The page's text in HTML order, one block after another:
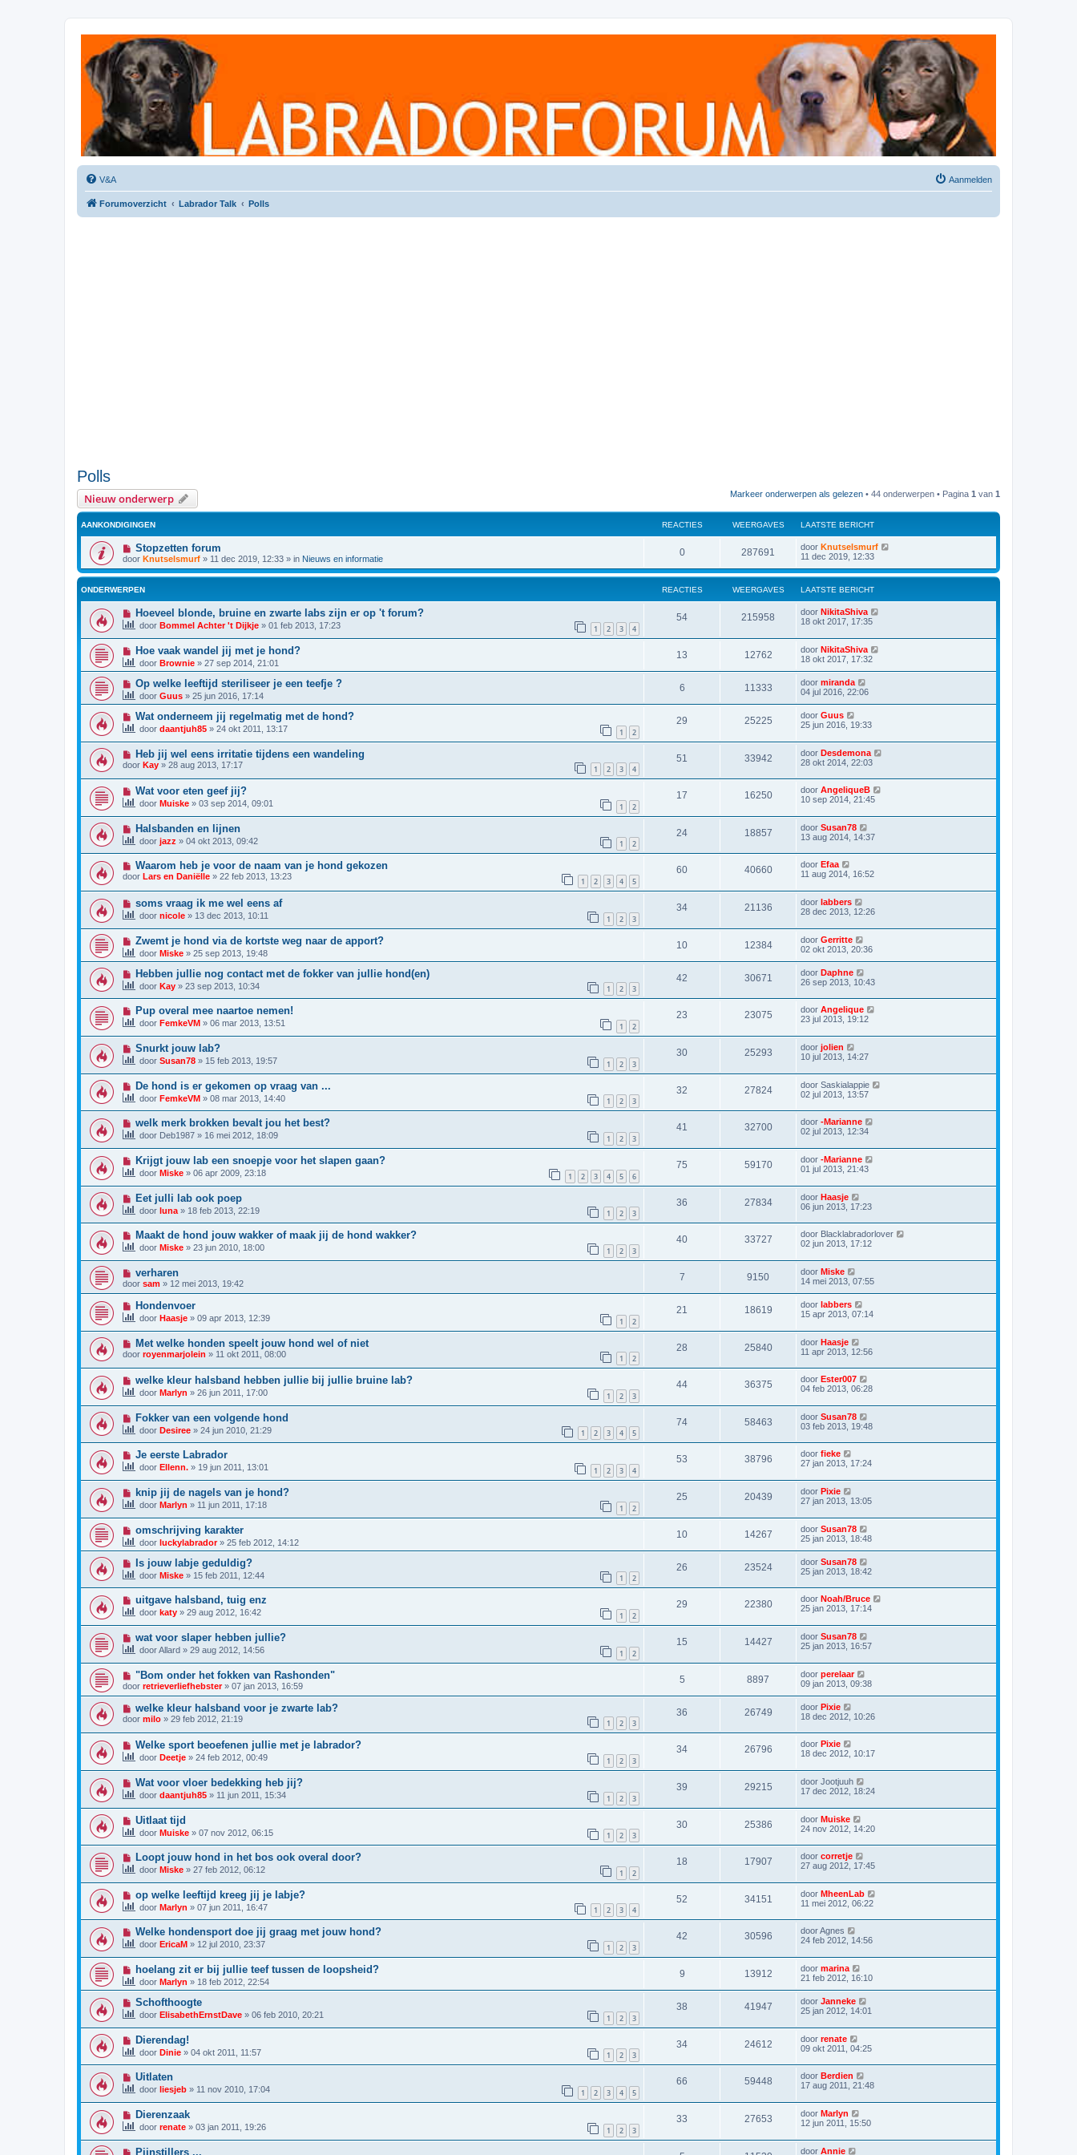
Labradorforum
Het gezelligste Labradorforum van Nederland en België!
V&A Aanmelden
Forumoverzicht Labrador Talk Polls
Polls
Nieuw onderwerp Markeer onderwerpen als gelezen • 44 onderwerpen • Pagina 1 van 1
AANKONDIGINGEN REACTIES WEERGAVES LAATSTE BERICHT
Stopzetten forum
door Knutselsmurf » 11 dec 2019, 12:33 » in Nieuws en informatie
0 287691 door Knutselsmurf
11 dec 2019, 12:33
ONDERWERPEN REACTIES WEERGAVES LAATSTE BERICHT
Hoeveel blonde, bruine en zwarte labs zijn er op 't forum?
door Bommel Achter 't Dijkje » 01 feb 2013, 17:23 1 2 3 4
54 215958 door NikitaShiva
18 okt 2017, 17:35
Hoe vaak wandel jij met je hond?
door Brownie » 27 sep 2014, 21:01
13 12762 door NikitaShiva
18 okt 2017, 17:32
Op welke leeftijd steriliseer je een teefje ?
door Guus » 25 jun 2016, 17:14
6 11333 door miranda
04 jul 2016, 22:06
Wat onderneem jij regelmatig met de hond?
door daantjuh85 » 24 okt 2011, 13:17 1 2
29 25225 door Guus
25 jun 2016, 19:33
Heb jij wel eens irritatie tijdens een wandeling
door Kay » 28 aug 2013, 17:17 1 2 3 4
51 33942 door Desdemona
28 okt 2014, 22:03
Wat voor eten geef jij?
door Muiske » 03 sep 2014, 09:01 1 2
17 16250 door AngeliqueB
10 sep 2014, 21:45
Halsbanden en lijnen
door jazz » 04 okt 2013, 09:42 1 2
24 18857 door Susan78
13 aug 2014, 14:37
Waarom heb je voor de naam van je hond gekozen
door Lars en Daniëlle » 22 feb 2013, 13:23 1 2 3 4 5
60 40660 door Efaa
11 aug 2014, 16:52
soms vraag ik me wel eens af
door nicole » 13 dec 2013, 10:11 1 2 3
34 21136 door labbers
28 dec 2013, 12:26
Zwemt je hond via de kortste weg naar de apport?
door Miske » 25 sep 2013, 19:48
10 12384 door Gerritte
02 okt 2013, 20:36
Hebben jullie nog contact met de fokker van jullie hond(en)
door Kay » 23 sep 2013, 10:34 1 2 3
42 30671 door Daphne
26 sep 2013, 10:43
Pup overal mee naartoe nemen!
door FemkeVM » 06 mar 2013, 13:51 1 2
23 23075 door Angelique
23 jul 2013, 19:12
Snurkt jouw lab?
door Susan78 » 15 feb 2013, 19:57 1 2 3
30 25293 door jolien
10 jul 2013, 14:27
De hond is er gekomen op vraag van ...
door FemkeVM » 08 mar 2013, 14:40 1 2 3
32 27824 door Saskialappie
02 jul 2013, 13:57
welk merk brokken bevalt jou het best?
door Deb1987 » 16 mei 2012, 18:09 1 2 3
41 32700 door -Marianne
02 jul 2013, 12:34
Krijgt jouw lab een snoepje voor het slapen gaan?
door Miske » 06 apr 2009, 23:18 1 2 3 4 5 6
75 59170 door -Marianne
01 jul 2013, 21:43
Eet julli lab ook poep
door luna » 18 feb 2013, 22:19 1 2 3
36 27834 door Haasje
06 jun 2013, 17:23
Maakt de hond jouw wakker of maak jij de hond wakker?
door Miske » 23 jun 2010, 18:00 1 2 3
40 33727 door Blacklabradorlover
02 jun 2013, 17:12
verharen
door sam » 12 mei 2013, 19:42
7 9150 door Miske
14 mei 2013, 07:55
Hondenvoer
door Haasje » 09 apr 2013, 12:39 1 2
21 18619 door labbers
15 apr 2013, 07:14
Met welke honden speelt jouw hond wel of niet
door royenmarjolein » 11 okt 2011, 08:00 1 2
28 25840 door Haasje
11 apr 2013, 12:56
welke kleur halsband hebben jullie bij jullie bruine lab?
door Marlyn » 26 jun 2011, 17:00 1 2 3
44 36375 door Ester007
04 feb 2013, 06:28
Fokker van een volgende hond
door Desiree » 24 jun 2010, 21:29 1 2 3 4 5
74 58463 door Susan78
03 feb 2013, 19:48
Je eerste Labrador
door Ellenn. » 19 jun 2011, 13:01 1 2 3 4
53 38796 door fieke
27 jan 2013, 17:24
knip jij de nagels van je hond?
door Marlyn » 11 jun 2011, 17:18 1 2
25 20439 door Pixie
27 jan 2013, 13:05
omschrijving karakter
door luckylabrador» 25 feb 2012, 14:12
10 14267 door Susan78
25 jan 2013, 18:48
Is jouw labje geduldig?
door Miske » 15 feb 2011, 12:44 1 2
26 23524 door Susan78
25 jan 2013, 18:42
uitgave halsband, tuig enz
door katy » 29 aug 2012, 16:42 1 2
29 22380 door Noah/Bruce
25 jan 2013, 17:14
wat voor slaper hebben jullie?
doorAllard » 29 aug 2012, 14:56 1 2
15 14427 door Susan78
25 jan 2013, 16:57
"Bom onder het fokken van Rashonden"
door retrieverliefhebster» 07 jan 2013, 16:59
5 8897 door perelaar
09 jan 2013, 09:38
welke kleur halsband voor je zwarte lab?
door milo » 29 feb 2012, 21:19 1 2 3
36 26749 door Pixie
18 dec 2012, 10:26
Welke sport beoefenen jullie met je labrador?
door Deetje » 24 feb 2012, 00:49 1 2 3
34 26796 door Pixie
18 dec 2012, 10:17
Wat voor vloer bedekking heb jij?
door daantjuh85 » 11 jun 2011, 15:34 1 2 3
39 29215 door Jootjuuh
17 dec 2012, 18:24
Uitlaat tijd
door Muiske » 07 nov 2012, 06:15 1 2 3
30 25386 door Muiske
24 nov 2012, 14:20
Loopt jouw hond in het bos ook overal door?
door Miske » 27 feb 2012, 06:12 1 2
18 17907 door corretje
27 aug 2012, 17:45
op welke leeftijd kreeg jij je labje?
door Marlyn » 07 jun 2011, 16:47 1 2 3 4
52 34151 door MheenLab
11 mei 2012, 06:22
Welke hondensport doe jij graag met jouw hond?
door EricaM » 12 jul 2010, 23:37 1 2 3
42 30596 doorAgnes
24 feb 2012, 14:56
hoelang zit er bij jullie teef tussen de loopsheid?
door Marlyn » 18 feb 2012, 22:54
9 13912 door marina
21 feb 2012, 16:10
Schofthoogte
door ElisabethErnstDave » 06 feb 2010, 20:21 1 2 3
38 41947 door Janneke
25 jan 2012, 14:01
Dierendag!
door Dinie » 04 okt 2011, 11:57 1 2 3
34 24612 door renate
09 okt 2011, 04:25
Uitlaten
door liesjeb » 11 nov 2010, 17:04 1 2 3 4 5
66 59448 door Berdien
17 aug 2011, 21:48
Dierenzaak
door renate » 03 jan 2011, 19:26 1 2 3
33 27653 door Marlyn
12 jun 2011, 15:50
Pijnstillers ... door Annie